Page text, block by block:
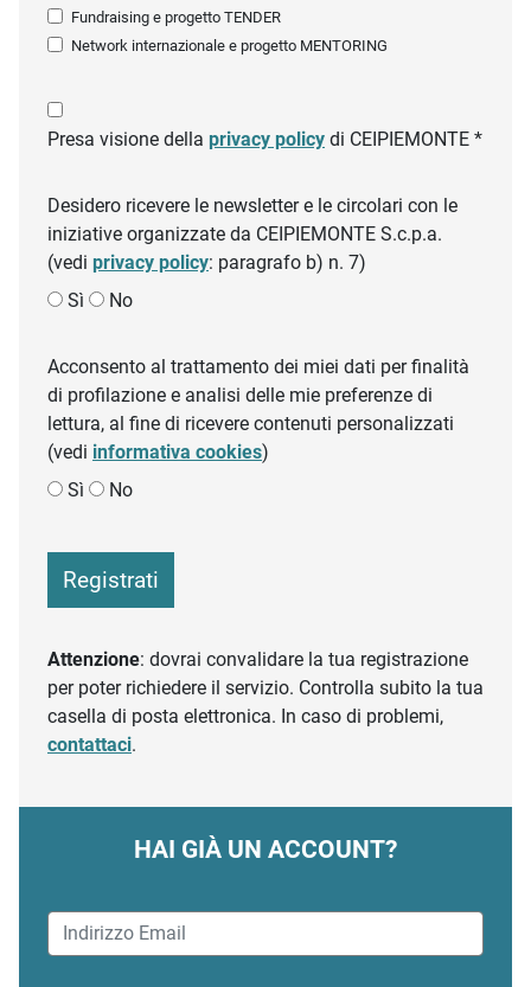
Fundraising e progetto TENDER
Network internazionale e progetto MENTORING
Presa visione della privacy policy di CEIPIEMONTE *
Desidero ricevere le newsletter e le circolari con le
iniziative organizzate da CEIPIEMONTE S.c.p.a.
(vedi privacy policy: paragrafo b) n. 7)
Sì
No
Acconsento al trattamento dei miei dati per finalità
di profilazione e analisi delle mie preferenze di
lettura, al fine di ricevere contenuti personalizzati
(vedi informativa cookies)
Sì
No
Registrati
Attenzione: dovrai convalidare la tua registrazione
per poter richiedere il servizio. Controlla subito la tua
casella di posta elettronica. In caso di problemi,
contattaci.
HAI GIÀ UN ACCOUNT?